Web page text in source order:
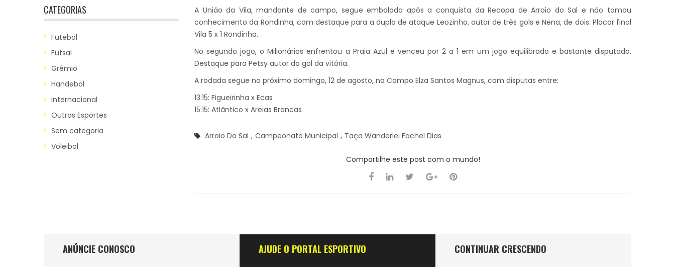
CATEGORIAS
Futebol
Futsal
Grêmio
Handebol
Internacional
Outros Esportes
Sem categoria
Voleibol
A União da Vila, mandante de campo, segue embalada após a conquista da Recopa de Arroio do Sal e não tomou
conhecimento da Rondinha, com destaque para a dupla de ataque Leozinho, autor de três gols e Nena, de dois. Placar final
Vila 5 x 1 Rondinha.
No segundo jogo, o Milionários enfrentou a Praia Azul e venceu por 2 a 1 em um jogo equilibrado e bastante disputado.
Destaque para Petsy autor do gol da vitória.
A rodada segue no próximo domingo, 12 de agosto, no Campo Elza Santos Magnus, com disputas entre:
13:15: Figueirinha x Ecas
15:15: Atlântico x Areias Brancas
Arroio Do Sal , Campeonato Municipal , Taça Wanderlei Fachel Dias
Compartilhe este post com o mundo!
ANÚNCIE CONOSCO AJUDE O PORTAL ESPORTIVO CONTINUAR CRESCENDO